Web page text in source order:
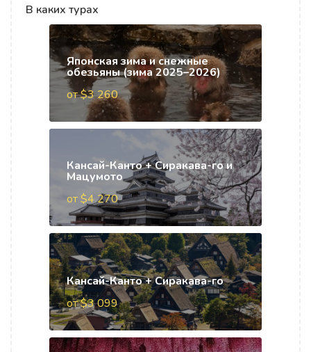
В каких турах
Японская зима и снежные
обезьяны (зима 2025–2026)
от $3 260
Кансай-Канто + Сиракава-го и
Мацумото
от $4 270
Кансай-Канто + Сиракава-го
от $3 099